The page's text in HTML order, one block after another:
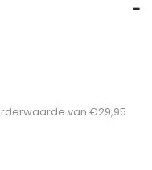
van €29,95